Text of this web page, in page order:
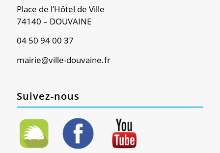
Place de l’Hôtel de Ville
74140 – DOUVAINE
04 50 94 00 37
mairie@ville-douvaine.fr
Suivez-nous